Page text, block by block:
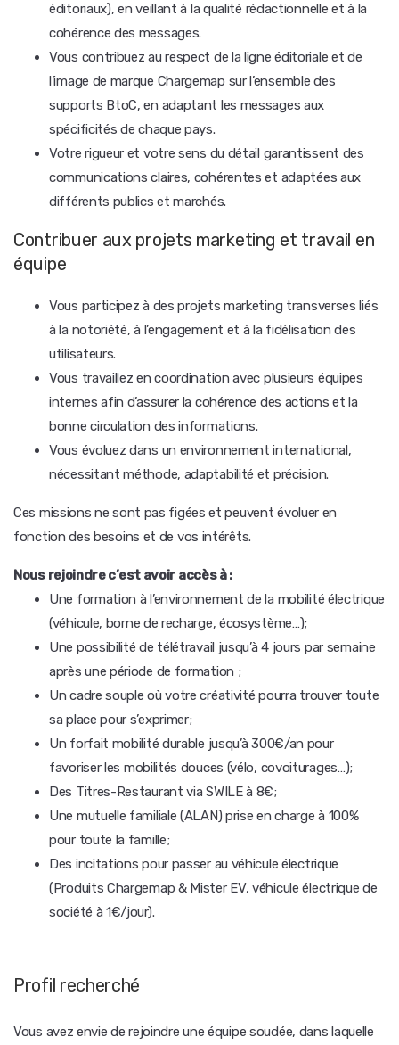
éditoriaux), en veillant à la qualité rédactionnelle et à la
cohérence des messages.
Vous contribuez au respect de la ligne éditoriale et de
l’image de marque Chargemap sur l’ensemble des
supports BtoC, en adaptant les messages aux
spécificités de chaque pays.
Votre rigueur et votre sens du détail garantissent des
communications claires, cohérentes et adaptées aux
différents publics et marchés.
Contribuer aux projets marketing et travail en
équipe
Vous participez à des projets marketing transverses liés
à la notoriété, à l’engagement et à la fidélisation des
utilisateurs.
Vous travaillez en coordination avec plusieurs équipes
internes afin d’assurer la cohérence des actions et la
bonne circulation des informations.
Vous évoluez dans un environnement international,
nécessitant méthode, adaptabilité et précision.
Ces missions ne sont pas figées et peuvent évoluer en
fonction des besoins et de vos intérêts.
Nous rejoindre c’est avoir accès à :
Une formation à l’environnement de la mobilité électrique
(véhicule, borne de recharge, écosystème…);
Une possibilité de télétravail jusqu’à 4 jours par semaine
après une période de formation ;
Un cadre souple où votre créativité pourra trouver toute
sa place pour s’exprimer;
Un forfait mobilité durable jusqu’à 300€/an pour
favoriser les mobilités douces (vélo, covoiturages…);
Des Titres-Restaurant via SWILE à 8€;
Une mutuelle familiale (ALAN) prise en charge à 100%
pour toute la famille;
Des incitations pour passer au véhicule électrique
(Produits Chargemap & Mister EV, véhicule électrique de
société à 1€/jour).
Profil recherché
Vous avez envie de rejoindre une équipe soudée, dans laquelle